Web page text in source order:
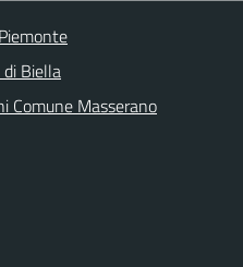
Biella
Comune Masserano